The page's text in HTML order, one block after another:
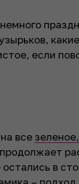
если
все
в